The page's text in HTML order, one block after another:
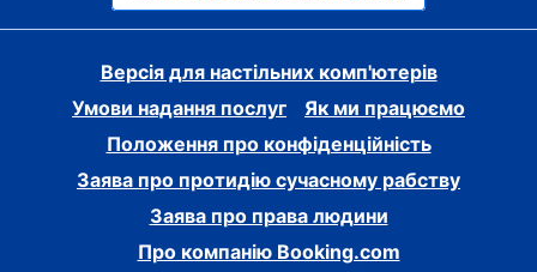
Версія для настільних комп'ютерів
Умови надання послуг
Як ми працюємо
Положення про конфіденційність
Заява про протидію сучасному рабству
Заява про права людини
Про компанію Booking.com